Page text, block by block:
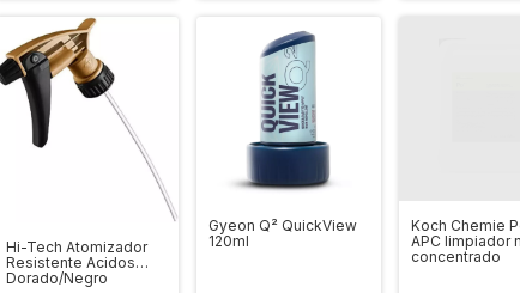
Hi-Tech Atomizador
Resistente Acidos
Dorado/Negro
Gyeon Q² QuickView
120ml
Koch Chemie
APC limpiador
concentrado